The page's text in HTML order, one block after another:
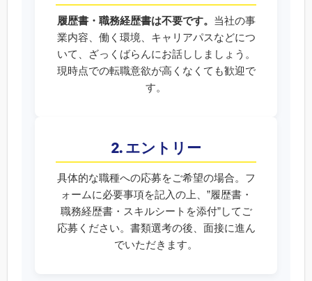
履歴書・職務経歴書は不要です。 当社の事
業内容、働く環境、キャリアパスなどにつ
いて、ざっくばらんにお話ししましょう。
現時点での転職意欲が高くなくても歓迎で
す。
2. エントリー
具体的な職種への応募をご希望の場合。フ
ォームに必要事項を記入の上、”履歴書・
職務経歴書・スキルシートを添付”してご
応募ください。書類選考の後、面接に進ん
でいただきます。